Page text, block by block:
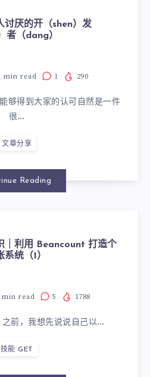
讨厌的开（shen）发
者（dang）
min read 1 290
够得到大家的认可自然是一件
很…
文章分享
Reading
｜利用 Beancount 打造个
统（1）
min read 5 1788
前，我想先说说自己以…
技能 GET